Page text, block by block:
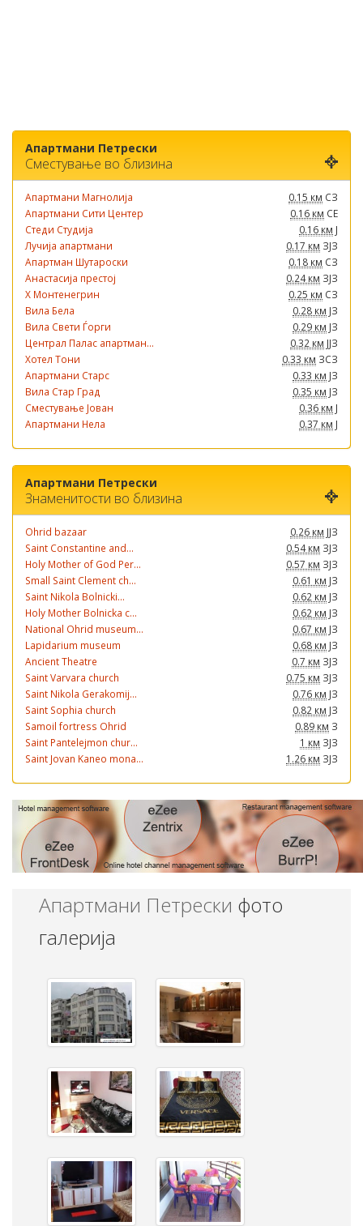
Апартмани Петрески
Сместување во близина
Апартмани Магнолија 0.15 км СЗ
Апартмани Сити Центер
0.16 км СЕ
Стеди Студија
0.16 км Ј
Лучија апартмани
0.17 км ЗЈЗ
Апартман Шутароски
0.18 км СЗ
Анастасија престој
0.24 км ЗЈЗ
Х Монтенегрин
0.25 км СЗ
Вила Бела
0.28 км ЈЗ
Вила Свети Ѓорги
0.29 км ЈЗ
Централ Палас апартман...
0.32 км ЈЈЗ
Хотел Тони
0.33 км ЗСЗ
Апартмани Старс
0.33 км ЈЗ
Вила Стар Град
0.35 км ЈЗ
Сместување Јован
0.36 км Ј
Апартмани Нела
0.37 км Ј
Апартмани Петрески
Знаменитости во близина
Ohrid bazaar 0.26 км ЈЈЗ
Saint Constantine and...
0.54 км ЗЈЗ
Holy Mother of God Per...
0.57 км ЗЈЗ
Small Saint Clement ch...
0.61 км ЈЗ
Saint Nikola Bolnicki...
0.62 км ЈЗ
Holy Mother Bolnicka c...
0.62 км ЈЗ
National Ohrid museum...
0.67 км ЈЗ
Lapidarium museum
0.68 км ЈЗ
Ancient Theatre
0.7 км ЗЈЗ
Saint Varvara church
0.75 км ЗЈЗ
Saint Nikola Gerakomij...
0.76 км ЈЗ
Saint Sophia church
0.82 км ЈЗ
Samoil fortress Ohrid
0.89 км З
Saint Pantelejmon chur...
1 км ЗЈЗ
Saint Jovan Kaneo mona...
1.26 км ЗЈЗ
Апартмани Петрески фото
галерија